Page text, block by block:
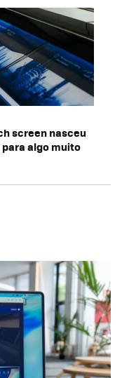
screen nasceu
algo muito